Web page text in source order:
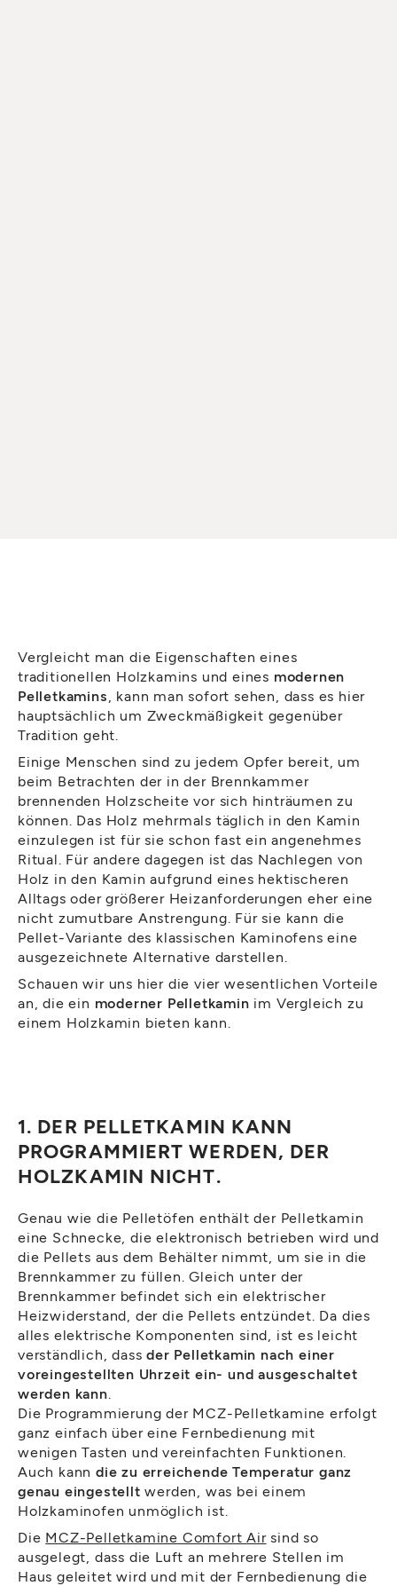
Vergleicht man die Eigenschaften eines
traditionellen Holzkamins und eines modernen
Pelletkamins , kann man sofort sehen, dass es hier
hauptsächlich um Zweckmäßigkeit gegenüber
Tradition geht.
Einige Menschen sind zu jedem Opfer bereit, um
beim Betrachten der in der Brennkammer
brennenden Holzscheite vor sich hinträumen zu
können. Das Holz mehrmals täglich in den Kamin
einzulegen ist für sie schon fast ein angenehmes
Ritual. Für andere dagegen ist das Nachlegen von
Holz in den Kamin aufgrund eines hektischeren
Alltags oder größerer Heizanforderungen eher eine
nicht zumutbare Anstrengung. Für sie kann die
Pellet-Variante des klassischen Kaminofens eine
ausgezeichnete Alternative darstellen.
Schauen wir uns hier die vier wesentlichen Vorteile
an, die ein moderner Pelletkamin im Vergleich zu
einem Holzkamin bieten kann.
1. DER PELLETKAMIN KANN
PROGRAMMIERT WERDEN, DER
HOLZKAMIN NICHT.
Genau wie die Pelletöfen enthält der Pelletkamin
eine Schnecke, die elektronisch betrieben wird und
die Pellets aus dem Behälter nimmt, um sie in die
Brennkammer zu füllen. Gleich unter der
Brennkammer befindet sich ein elektrischer
Heizwiderstand, der die Pellets entzündet. Da dies
alles elektrische Komponenten sind, ist es leicht
verständlich, dassder Pelletkamin nach einer
voreingestellten Uhrzeit ein- und ausgeschaltet
werden kann
Die Programmierung der MCZ-Pelletkamine erfolgt
ganz einfach über eine Fernbedienung mit
wenigen Tasten und vereinfachten Funktionen.
Auch kanndie zu erreichende Temperatur ganz
genau eingestellt werden, was bei einem
Holzkaminofen unmöglich ist.
Die MCZ-Pelletkamine Comfort Airsind so
ausgelegt, dass die Luft an mehrere Stellen im
Haus geleitet wird und mit der Fernbedienung die